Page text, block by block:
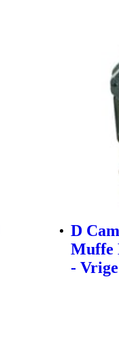
D
Muffe
- Vrige